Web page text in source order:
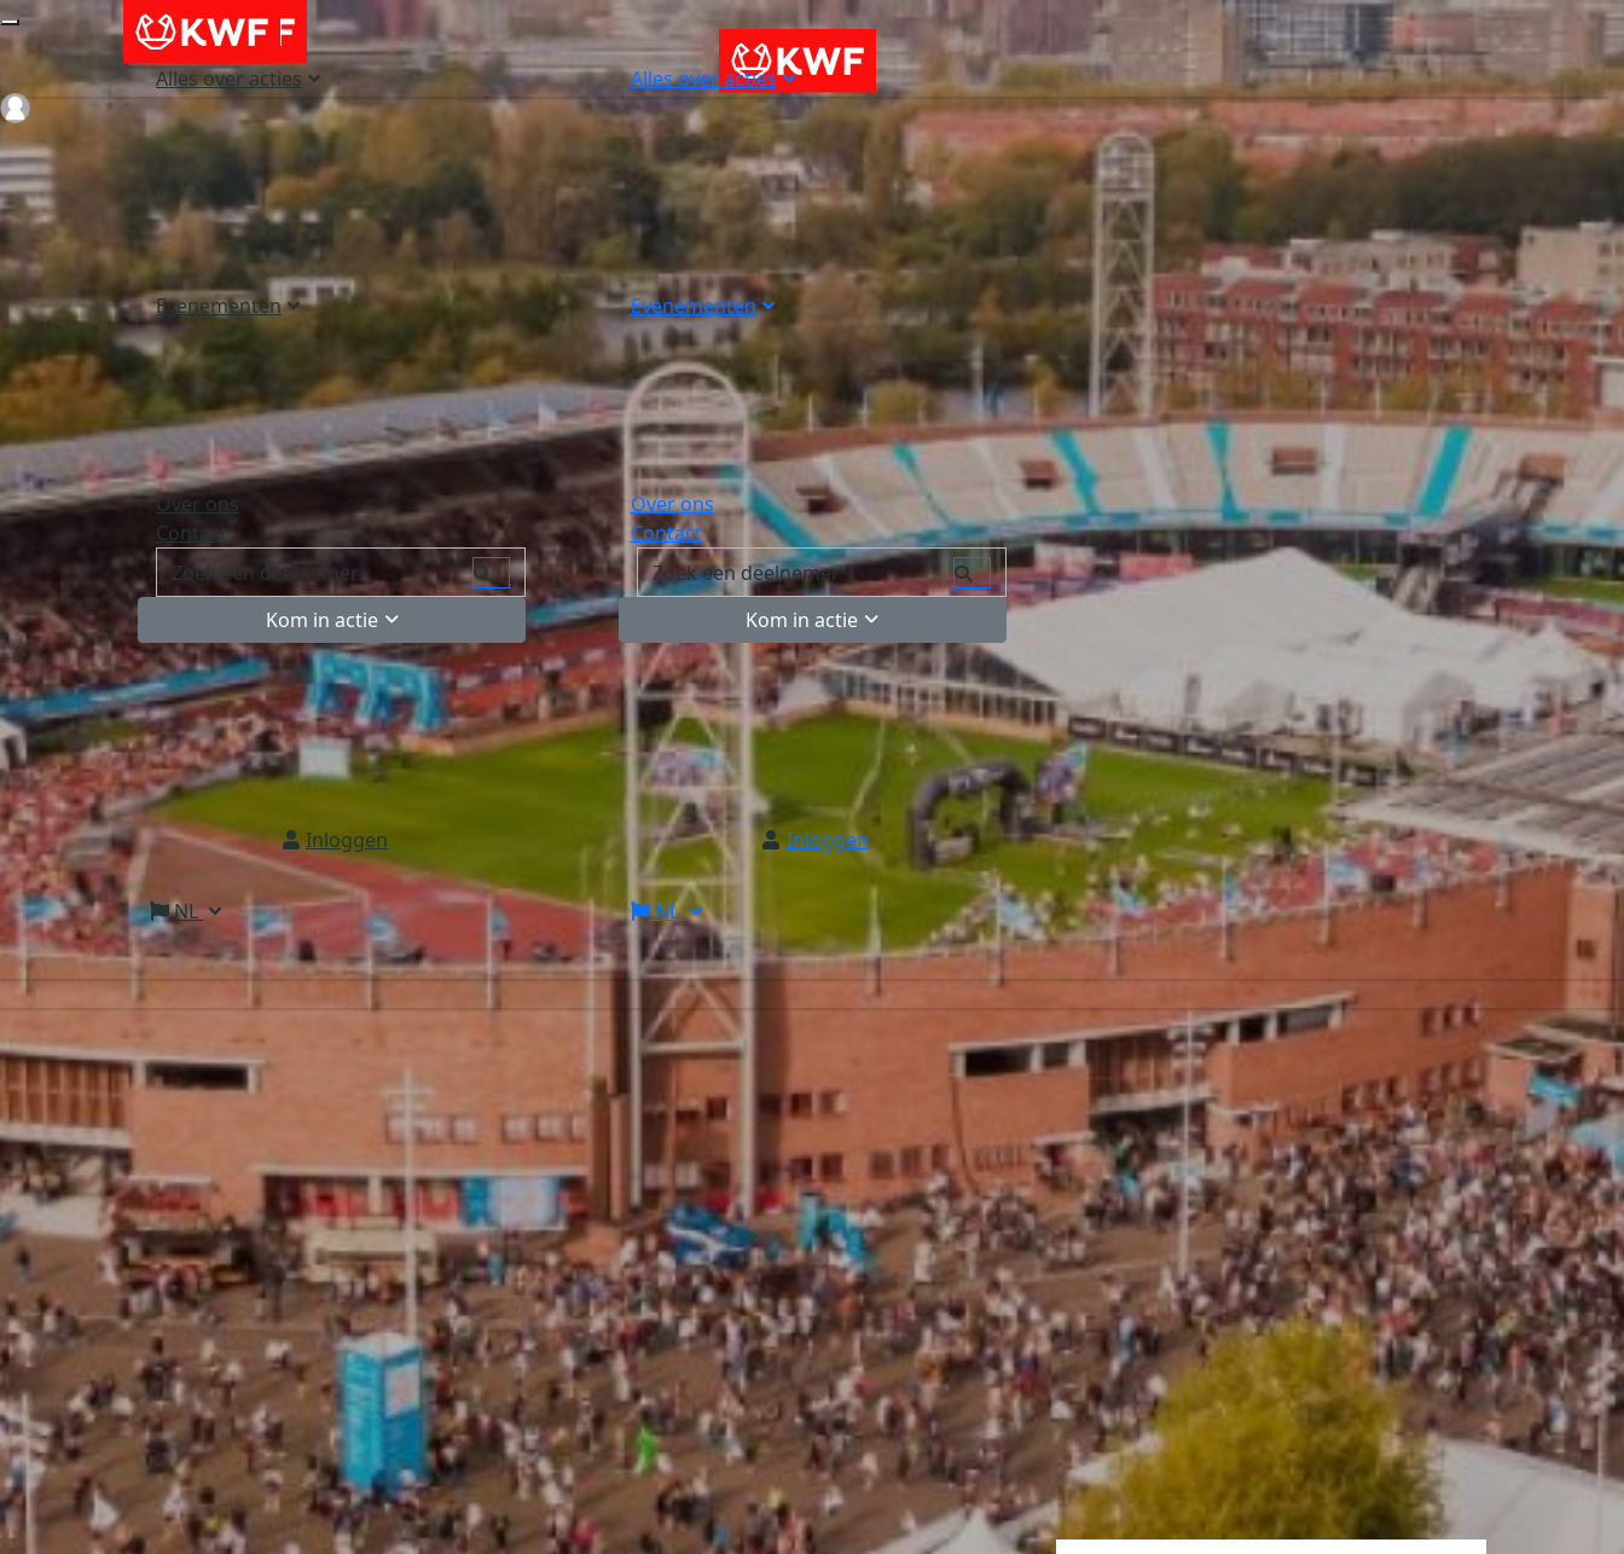
Alles over acties
Evenementen
Over ons
Contact
Kom in actie
Inloggen
NL
Alles over acties
Evenementen
Over ons
Contact
Kom in actie
Inloggen
NL
Login